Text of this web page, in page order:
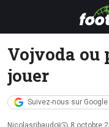
Vojvoda ou
jouer
Suivez-nous sur Google
Nicolasribaudo 8 octobre